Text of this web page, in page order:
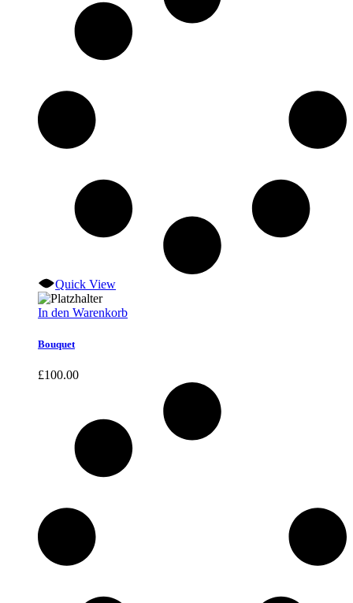
Quick View
In den Warenkorb
Bouquet
£100.00